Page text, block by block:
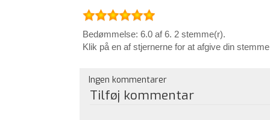
Bedømmelse: 6.0 af 6. 2 stemme(r).
Klik på en af stjernerne for at afgive din stemme
Ingen kommentarer
Tilføj kommentar